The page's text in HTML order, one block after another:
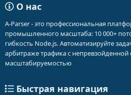
О нас
A-Parser - это профессиональная
промышленного масштаба: 10 000+
гибкость Node.js. Автоматизируйте
арбитраже трафика с непревзойденной
масштабируемостью
Быстрая навигация